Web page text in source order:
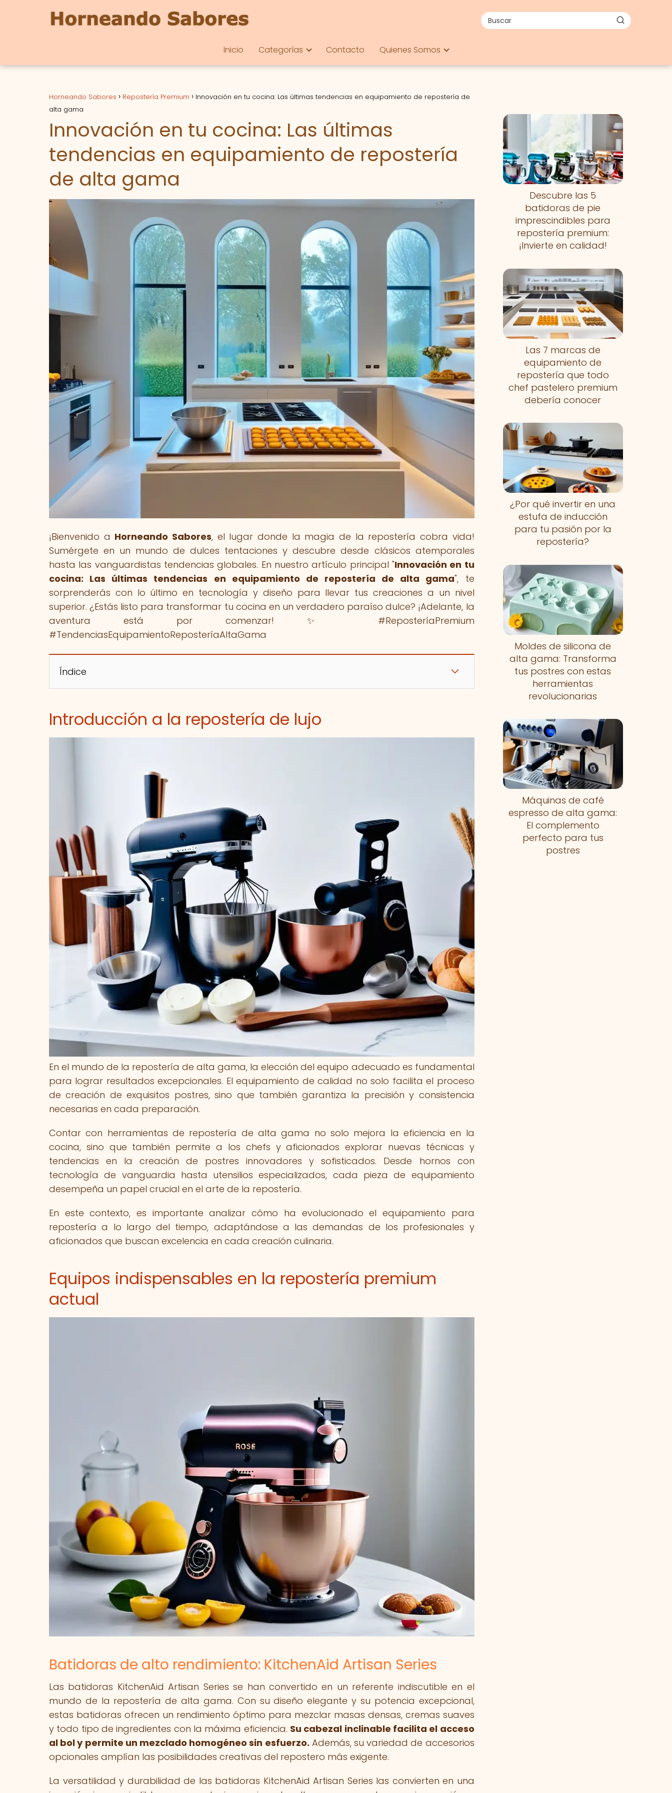
Inicio Categorías Contacto Quienes Somos
Horneando Sabores Repostería Premium
Innovación en tu cocina: Las últimas tendencias en equipamiento de repostería de
alta gama
Innovación en tu cocina: Las últimas
tendencias en equipamiento de repostería
de alta gama
¡Bienvenido a Horneando Sabores, el lugar donde la magia de la repostería cobra vida!
Sumérgete en un mundo de dulces tentaciones y descubre desde clásicos atemporales
hasta las vanguardistas tendencias globales. En nuestro artículo principal "Innovación en tu
cocina: Las últimas tendencias en equipamiento de repostería de alta gama", te
sorprenderás con lo último en tecnología y diseño para llevar tus creaciones a un nivel
superior. ¿Estás listo para transformar tu cocina en un verdadero paraíso dulce? ¡Adelante, la
aventura está por comenzar! ✨ #ReposteríaPremium
#TendenciasEquipamientoReposteríaAltaGama
Índice
Introducción a la repostería de lujo
En el mundo de la repostería de alta gama, la elección del equipo adecuado es fundamental
para lograr resultados excepcionales. El equipamiento de calidad no solo facilita el proceso
de creación de exquisitos postres, sino que también garantiza la precisión y consistencia
necesarias en cada preparación.
Contar con herramientas de repostería de alta gama no solo mejora la eficiencia en la
cocina, sino que también permite a los chefs y aficionados explorar nuevas técnicas y
tendencias en la creación de postres innovadores y sofisticados. Desde hornos con
tecnología de vanguardia hasta utensilios especializados, cada pieza de equipamiento
desempeña un papel crucial en el arte de la repostería.
En este contexto, es importante analizar cómo ha evolucionado el equipamiento para
repostería a lo largo del tiempo, adaptándose a las demandas de los profesionales y
aficionados que buscan excelencia en cada creación culinaria.
Equipos indispensables en la repostería premium
actual
Batidoras de alto rendimiento: KitchenAid Artisan Series
Las batidoras KitchenAid Artisan Series se han convertido en un referente indiscutible en el
mundo de la repostería de alta gama. Con su diseño elegante y su potencia excepcional,
estas batidoras ofrecen un rendimiento óptimo para mezclar masas densas, cremas suaves
y todo tipo de ingredientes con la máxima eficiencia. Su cabezal inclinable facilita el acceso
al bol y permite un mezclado homogéneo sin esfuerzo. Además, su variedad de accesorios
opcionales amplían las posibilidades creativas del repostero más exigente.
La versatilidad y durabilidad de las batidoras KitchenAid Artisan Series las convierten en una
Descubre las 5
batidoras de pie
imprescindibles para
repostería premium:
¡Invierte en calidad!
Las 7 marcas de
equipamiento de
repostería que todo
chef pastelero premium
debería conocer
¿Por qué invertir en una
estufa de inducción
para tu pasión por la
repostería?
Moldes de silicona de
alta gama: Transforma
tus postres con estas
herramientas
revolucionarias
Máquinas de café
espresso de alta gama:
El complemento
perfecto para tus
postres